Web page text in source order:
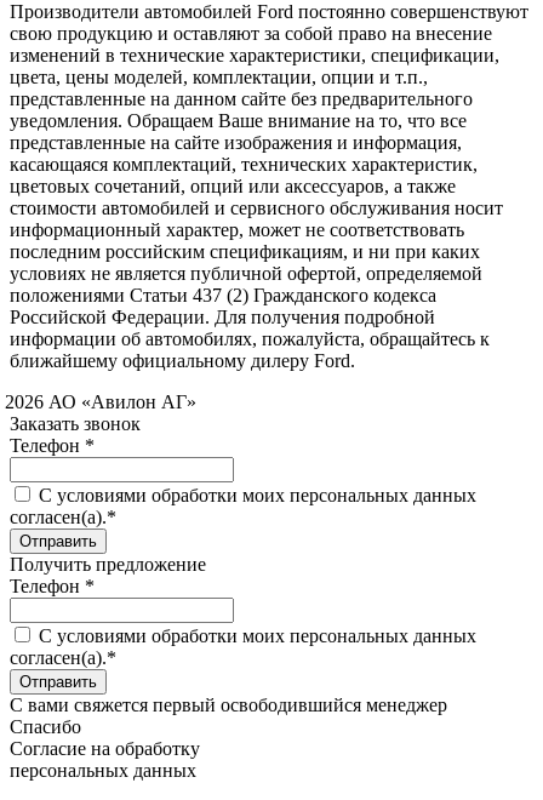
Производители автомобилей Ford постоянно совершенствуют
свою продукцию и оставляют за собой право на внесение
изменений в технические характеристики, спецификации,
цвета, цены моделей, комплектации, опции и т.п.,
представленные на данном сайте без предварительного
уведомления. Обращаем Ваше внимание на то, что все
представленные на сайте изображения и информация,
касающаяся комплектаций, технических характеристик,
цветовых сочетаний, опций или аксессуаров, а также
стоимости автомобилей и сервисного обслуживания носит
информационный характер, может не соответствовать
последним российским спецификациям, и ни при каких
условиях не является публичной офертой, определяемой
положениями Статьи 437 (2) Гражданского кодекса
Российской Федерации. Для получения подробной
информации об автомобилях, пожалуйста, обращайтесь к
ближайшему официальному дилеру Ford.
АО «Авилон АГ»
Заказать звонок
Телефон *
C условиями обработки моих персональных данных
согласен(а).*
Получить предложение
Телефон *
C условиями обработки моих персональных данных
согласен(а).*
С вами свяжется первый освободившийся менеджер
Спасибо
Согласие на обработку
персональных данных